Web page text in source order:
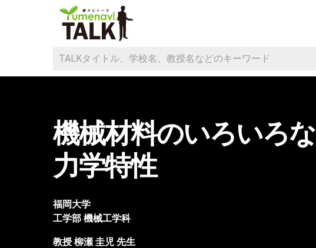
機械材料のいろいろな
力学特性
福岡大学
工学部 機械工学科
教授 柳瀬 圭児 先生